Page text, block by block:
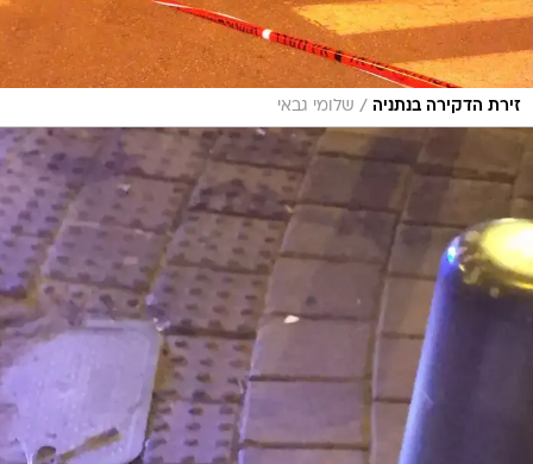
זירת הדקירה בנתניה / שלומי גבאי